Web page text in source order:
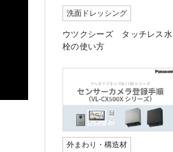
洗面ドレッシング
ウツクシーズ タッチレス水
栓の使い方
外まわり・構造材